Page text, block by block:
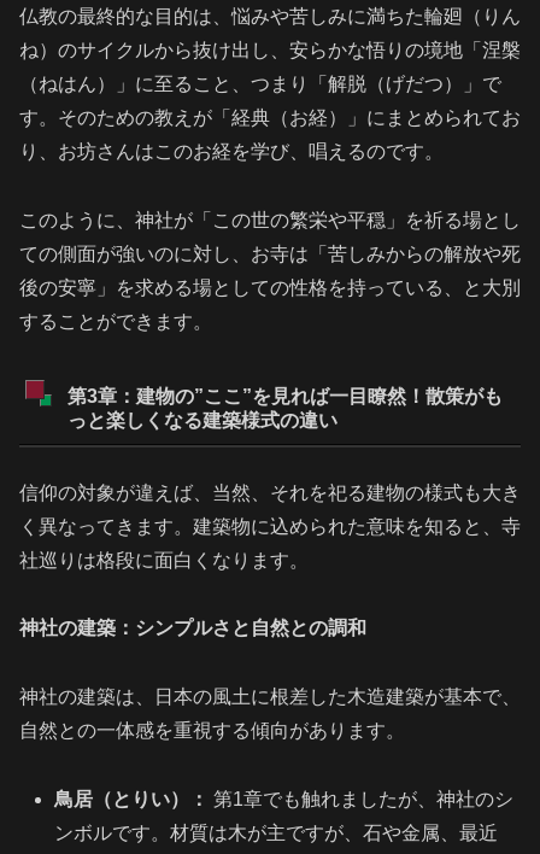
仏教の最終的な目的は、悩みや苦しみに満ちた輪廻（りん
ね）のサイクルから抜け出し、安らかな悟りの境地「涅槃
（ねはん）」に至ること、つまり「解脱（げだつ）」で
す。そのための教えが「経典（お経）」にまとめられてお
り、お坊さんはこのお経を学び、唱えるのです。
このように、神社が「この世の繁栄や平穏」を祈る場とし
ての側面が強いのに対し、お寺は「苦しみからの解放や死
後の安寧」を求める場としての性格を持っている、と大別
することができます。
第3章：建物の”ここ”を見れば一目瞭然！散策がも
っと楽しくなる建築様式の違い
信仰の対象が違えば、当然、それを祀る建物の様式も大き
く異なってきます。建築物に込められた意味を知ると、寺
社巡りは格段に面白くなります。
神社の建築：シンプルさと自然との調和
神社の建築は、日本の風土に根差した木造建築が基本で、
自然との一体感を重視する傾向があります。
鳥居（とりい）： 第1章でも触れましたが、神社のシ
ンボルです。材質は木が主ですが、石や金属、最近